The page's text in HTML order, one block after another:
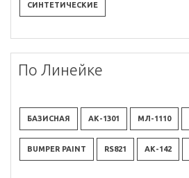
СИНТЕТИЧЕСКИЕ
По Линейке
БАЗИСНАЯ АК-1301 МЛ-1110
BUMPER PAINT RS821 АК-142